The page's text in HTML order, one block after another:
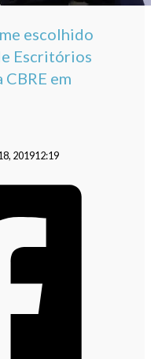
escolhido
Escritórios
em
201912:19